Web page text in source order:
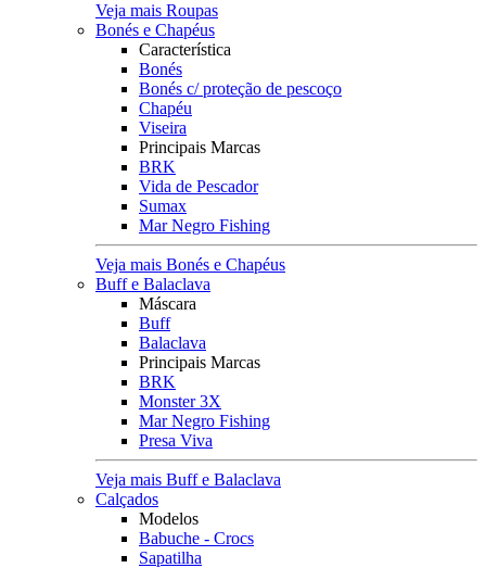
Veja mais Roupas
Bonés e Chapéus
Característica
Bonés
Bonés c/ proteção de pescoço
Chapéu
Viseira
Principais Marcas
BRK
Vida de Pescador
Sumax
Mar Negro Fishing
Veja mais Bonés e Chapéus
Buff e Balaclava
Máscara
Buff
Balaclava
Principais Marcas
BRK
Monster 3X
Mar Negro Fishing
Presa Viva
Veja mais Buff e Balaclava
Calçados
Modelos
Babuche - Crocs
Sapatilha